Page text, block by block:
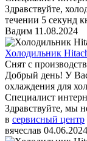
Здравствуйте,
течении 5 секунд
Вадим 11.08.2024
Холодильник
Снят с
Добрый день! У
охлаждения для
Специалист
Здравствуйте, мы
в сервисный центр
вячеслав 04.06.2024